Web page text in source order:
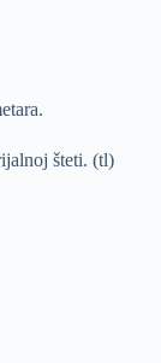
šteti. (tl)